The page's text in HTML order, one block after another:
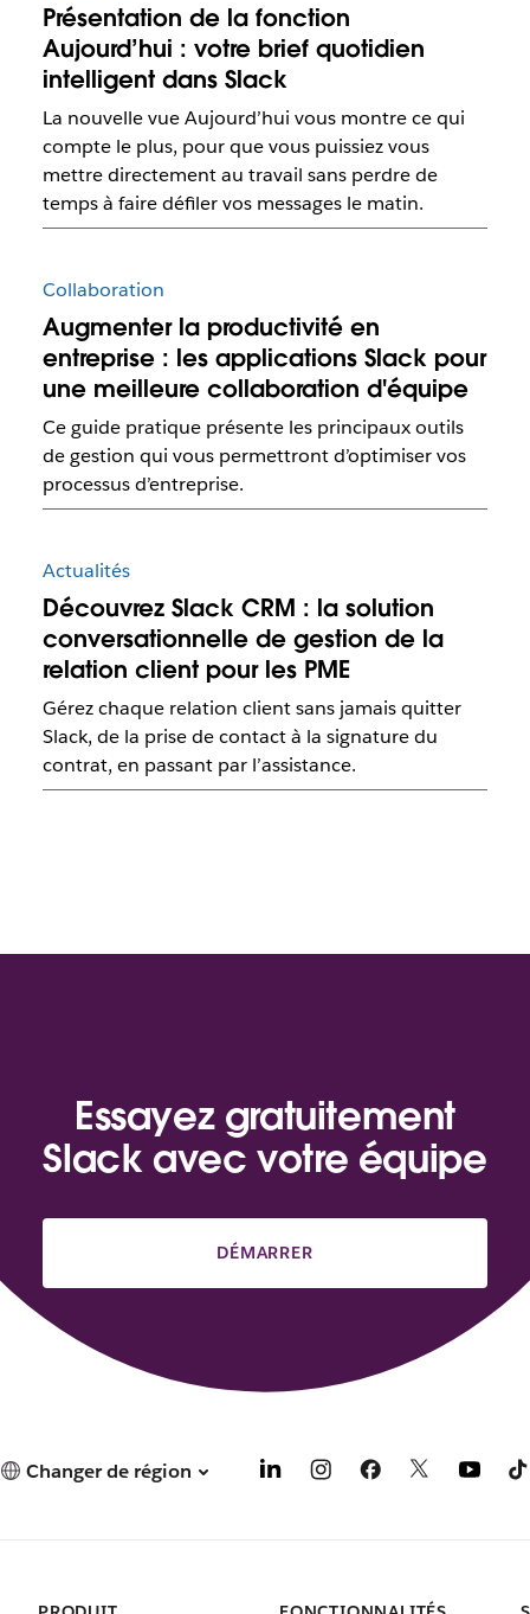
Présentation de la fonction
Aujourd’hui : votre brief quotidien
intelligent dans Slack
La nouvelle vue Aujourd’hui vous montre ce qui
compte le plus, pour que vous puissiez vous
mettre directement au travail sans perdre de
temps à faire défiler vos messages le matin.
Collaboration
Augmenter la productivité en
entreprise : les applications Slack pour
une meilleure collaboration d'équipe
Ce guide pratique présente les principaux outils
de gestion qui vous permettront d’optimiser vos
processus d’entreprise.
Actualités
Découvrez Slack CRM : la solution
conversationnelle de gestion de la
relation client pour les PME
Gérez chaque relation client sans jamais quitter
Slack, de la prise de contact à la signature du
contrat, en passant par l’assistance.
Essayez gratuitement
Slack avec votre équipe
DÉMARRER
Changer de région